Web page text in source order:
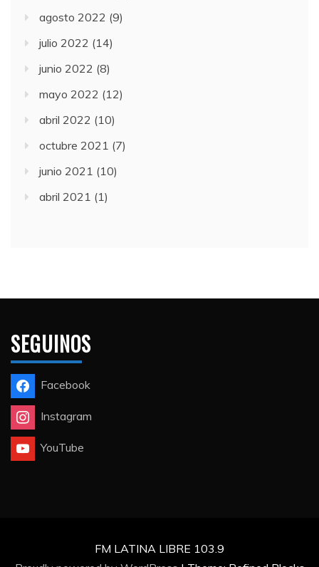
agosto 2022 (9)
julio 2022 (14)
junio 2022 (8)
mayo 2022 (12)
abril 2022 (10)
octubre 2021 (7)
junio 2021 (10)
abril 2021 (1)
SEGUINOS
Facebook
Instagram
YouTube
FM LATINA LIBRE 103.9